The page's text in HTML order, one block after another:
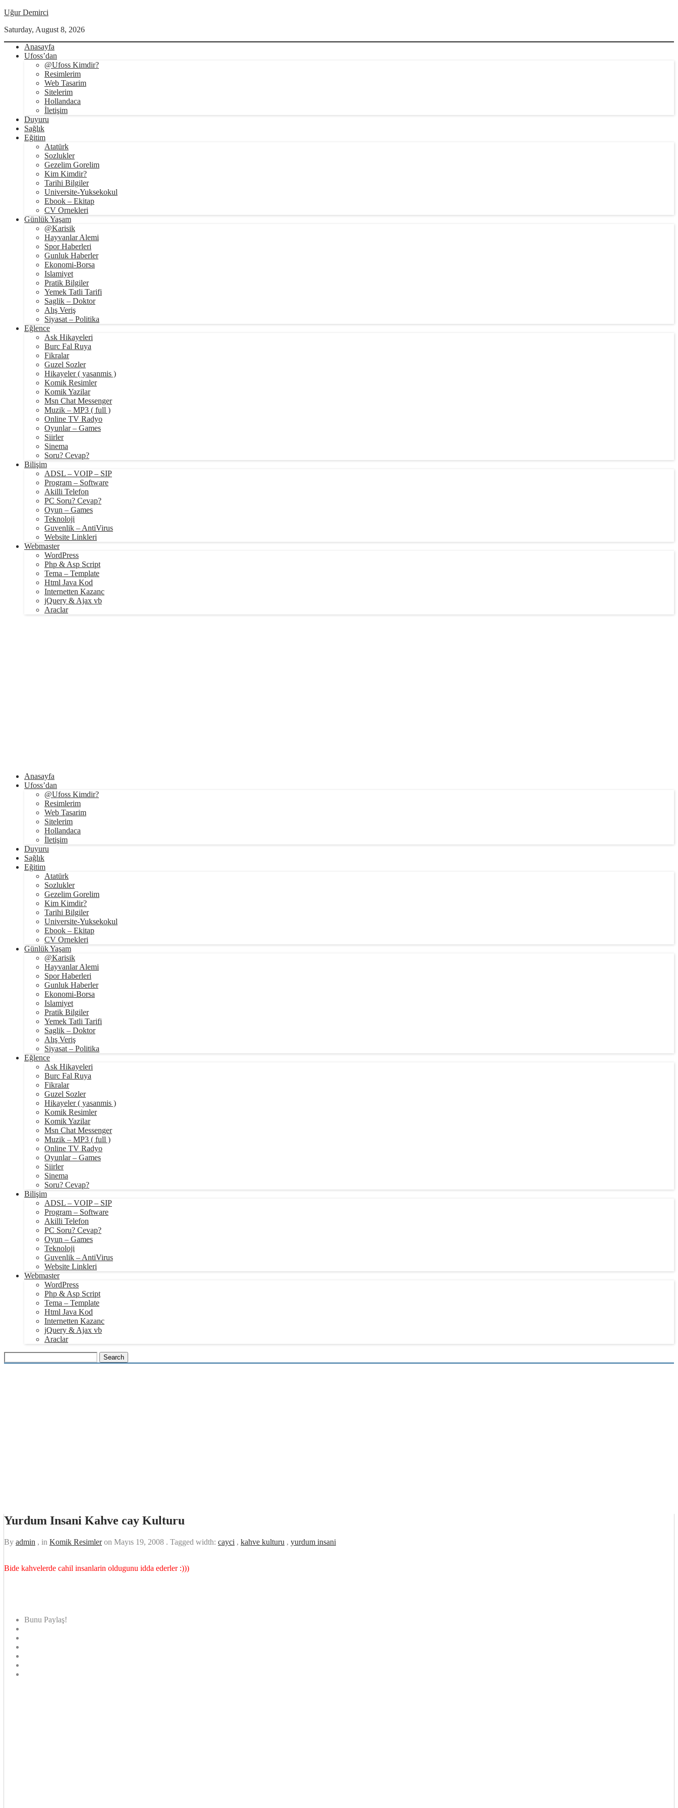
Uğur Demirci
Saturday, August 8, 2026
Anasayfa
Ufoss’dan
@Ufoss Kimdir?
Resimlerim
Web Tasarim
Sitelerim
Hollandaca
İletişim
Duyuru
Sağlık
Eğitim
Atatürk
Sozlukler
Gezelim Gorelim
Kim Kimdir?
Tarihi Bilgiler
Universite-Yuksekokul
Ebook – Ekitap
CV Ornekleri
Günlük Yaşam
@Karisik
Hayvanlar Alemi
Spor Haberleri
Gunluk Haberler
Ekonomi-Borsa
Islamiyet
Pratik Bilgiler
Yemek Tatli Tarifi
Saglik – Doktor
Alış Veriş
Siyasat – Politika
Eğlence
Ask Hikayeleri
Burc Fal Ruya
Fikralar
Guzel Sozler
Hikayeler ( yasanmis )
Komik Resimler
Komik Yazilar
Msn Chat Messenger
Muzik – MP3 ( full )
Online TV Radyo
Oyunlar – Games
Siirler
Sinema
Soru? Cevap?
Bilişim
ADSL – VOIP – SIP
Program – Software
Akilli Telefon
PC Soru? Cevap?
Oyun – Games
Teknoloji
Guvenlik – AntiVirus
Website Linkleri
Webmaster
WordPress
Php & Asp Script
Tema – Template
Html Java Kod
Internetten Kazanc
jQuery & Ajax vb
Araclar
Anasayfa
Ufoss’dan
@Ufoss Kimdir?
Resimlerim
Web Tasarim
Sitelerim
Hollandaca
İletişim
Duyuru
Sağlık
Eğitim
Atatürk
Sozlukler
Gezelim Gorelim
Kim Kimdir?
Tarihi Bilgiler
Universite-Yuksekokul
Ebook – Ekitap
CV Ornekleri
Günlük Yaşam
@Karisik
Hayvanlar Alemi
Spor Haberleri
Gunluk Haberler
Ekonomi-Borsa
Islamiyet
Pratik Bilgiler
Yemek Tatli Tarifi
Saglik – Doktor
Alış Veriş
Siyasat – Politika
Eğlence
Ask Hikayeleri
Burc Fal Ruya
Fikralar
Guzel Sozler
Hikayeler ( yasanmis )
Komik Resimler
Komik Yazilar
Msn Chat Messenger
Muzik – MP3 ( full )
Online TV Radyo
Oyunlar – Games
Siirler
Sinema
Soru? Cevap?
Bilişim
ADSL – VOIP – SIP
Program – Software
Akilli Telefon
PC Soru? Cevap?
Oyun – Games
Teknoloji
Guvenlik – AntiVirus
Website Linkleri
Webmaster
WordPress
Php & Asp Script
Tema – Template
Html Java Kod
Internetten Kazanc
jQuery & Ajax vb
Araclar
Yurdum Insani Kahve cay Kulturu
By admin , in Komik Resimleron Mayıs 19, 2008 . Tagged width: cayci , kahve kulturu , yurdum insani
Bide kahvelerde cahil insanlarin oldugunu idda ederler :)))
Bunu Paylaş!